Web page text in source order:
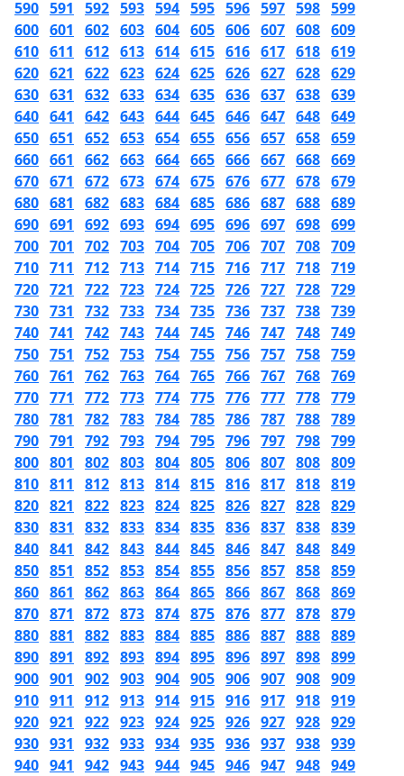
590 591 592 593 594 595 596 597 598 599
600 601 602 603 604 605 606 607 608 609
610 611 612 613 614 615 616 617 618 619
620 621 622 623 624 625 626 627 628 629
630 631 632 633 634 635 636 637 638 639
640 641 642 643 644 645 646 647 648 649
650 651 652 653 654 655 656 657 658 659
660 661 662 663 664 665 666 667 668 669
670 671 672 673 674 675 676 677 678 679
680 681 682 683 684 685 686 687 688 689
690 691 692 693 694 695 696 697 698 699
700 701 702 703 704 705 706 707 708 709
710 711 712 713 714 715 716 717 718 719
720 721 722 723 724 725 726 727 728 729
730 731 732 733 734 735 736 737 738 739
740 741 742 743 744 745 746 747 748 749
750 751 752 753 754 755 756 757 758 759
760 761 762 763 764 765 766 767 768 769
770 771 772 773 774 775 776 777 778 779
780 781 782 783 784 785 786 787 788 789
790 791 792 793 794 795 796 797 798 799
800 801 802 803 804 805 806 807 808 809
810 811 812 813 814 815 816 817 818 819
820 821 822 823 824 825 826 827 828 829
830 831 832 833 834 835 836 837 838 839
840 841 842 843 844 845 846 847 848 849
850 851 852 853 854 855 856 857 858 859
860 861 862 863 864 865 866 867 868 869
870 871 872 873 874 875 876 877 878 879
880 881 882 883 884 885 886 887 888 889
890 891 892 893 894 895 896 897 898 899
900 901 902 903 904 905 906 907 908 909
910 911 912 913 914 915 916 917 918 919
920 921 922 923 924 925 926 927 928 929
930 931 932 933 934 935 936 937 938 939
940 941 942 943 944 945 946 947 948 949